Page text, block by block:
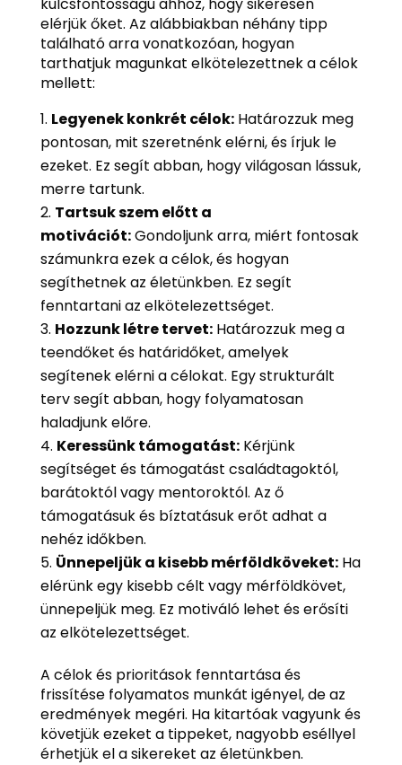
elérjük őket. Az alábbiakban néhány tipp
található arra vonatkozóan, hogyan
tarthatjuk magunkat elkötelezettnek a célok
mellett:
Legyenek konkrét célok:Határozzuk meg
pontosan, mit szeretnénk elérni, és írjuk le
ezeket. Ez segít abban, hogy világosan lássuk,
merre tartunk.
Tartsuk szem előtt a
motivációt:Gondoljunk arra, miért fontosak
számunkra ezek a célok, és hogyan
segíthetnek az életünkben. Ez segít
fenntartani az elkötelezettséget.
Hozzunk létre tervet:Határozzuk meg a
teendőket és határidőket, amelyek
segítenek elérni a célokat. Egy strukturált
terv segít abban, hogy folyamatosan
haladjunk előre.
Keressünk támogatást:Kérjünk
segítséget és támogatást családtagoktól,
barátoktól vagy mentoroktól. Az ő
támogatásuk és bíztatásuk erőt adhat a
nehéz időkben.
Ünnepeljük a kisebb mérföldköveket:Ha
elérünk egy kisebb célt vagy mérföldkövet,
ünnepeljük meg. Ez motiváló lehet és erősíti
az elkötelezettséget.
A célok és prioritások fenntartása és
frissítése folyamatos munkát igényel, de az
eredmények megéri. Ha kitartóak vagyunk és
követjük ezeket a tippeket, nagyobb eséllyel
érhetjük el a sikereket az életünkben.